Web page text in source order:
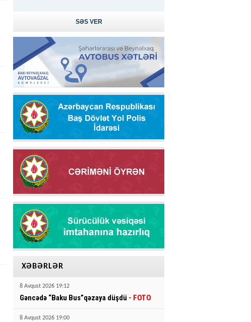
XƏBƏRLƏR
8 Avqust 2026 19:12
Gəncədə “Baku Bus”qəzaya düşdü - FOTO
8 Avqust 2026 19:00